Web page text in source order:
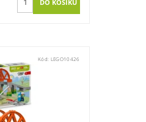
Kód: LEGO10426